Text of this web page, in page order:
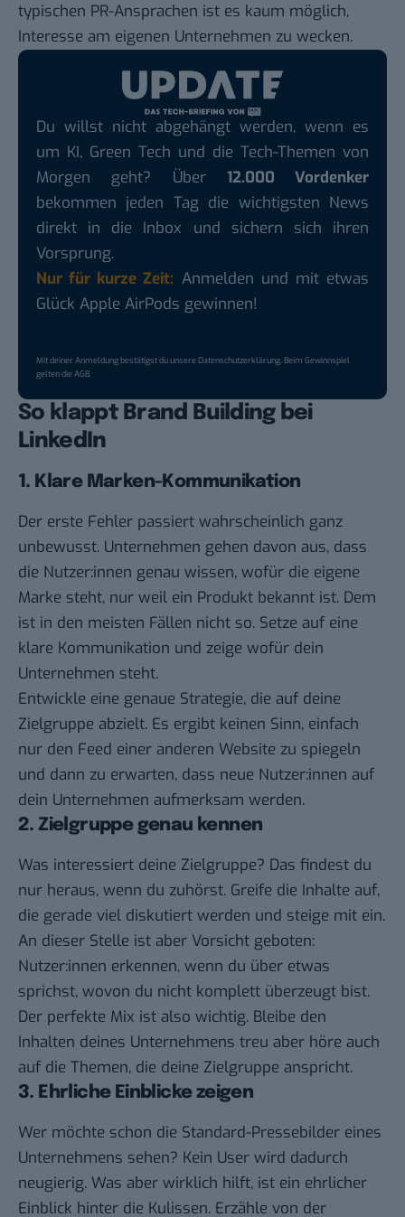
typischen PR-Ansprachen ist es kaum möglich,
Interesse am eigenen Unternehmen zu wecken.
Du willst nicht abgehängt werden, wenn es
um KI, Green Tech und die Tech-Themen von
Morgen geht? Über 12.000 Vordenker
bekommen jeden Tag die wichtigsten News
direkt in die Inbox und sichern sich ihren
Vorsprung.
Nur für kurze Zeit: Anmelden und mit etwas
Glück Apple AirPods gewinnen!
Mit deiner Anmeldung bestätigst du unsereDatenschutzerklärung. Beim Gewinnspiel
gelten dieAGB.
So klappt Brand Building bei
LinkedIn
1. Klare Marken-Kommunikation
Der erste Fehler passiert wahrscheinlich ganz
unbewusst. Unternehmen gehen davon aus, dass
die Nutzer:innen genau wissen, wofür die eigene
Marke steht, nur weil ein Produkt bekannt ist. Dem
ist in den meisten Fällen nicht so. Setze auf eine
klare Kommunikation und zeige wofür dein
Unternehmen steht.
Entwickle eine genaue Strategie, die auf deine
Zielgruppe abzielt. Es ergibt keinen Sinn, einfach
nur den Feed einer anderen Website zu spiegeln
und dann zu erwarten, dass neue Nutzer:innen auf
dein Unternehmen aufmerksam werden.
2. Zielgruppe genau kennen
Was interessiert deine Zielgruppe? Das findest du
nur heraus, wenn du zuhörst. Greife die Inhalte auf,
die gerade viel diskutiert werden und steige mit ein.
An dieser Stelle ist aber Vorsicht geboten:
Nutzer:innen erkennen, wenn du über etwas
sprichst, wovon du nicht komplett überzeugt bist.
Der perfekte Mix ist also wichtig. Bleibe den
Inhalten deines Unternehmens treu aber höre auch
auf die Themen, die deine Zielgruppe anspricht.
3. Ehrliche Einblicke zeigen
Wer möchte schon die Standard-Pressebilder eines
Unternehmens sehen? Kein User wird dadurch
neugierig. Was aber wirklich hilft, ist ein ehrlicher
Einblick hinter die Kulissen. Erzähle von der